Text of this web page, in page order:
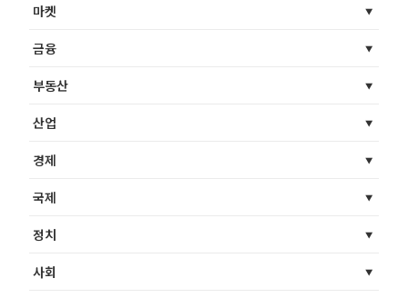
마켓
금융
부동산
산업
경제
국제
정치
사회